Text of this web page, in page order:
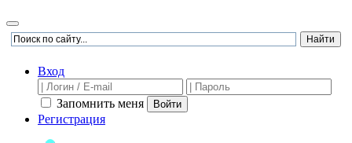
Вход
Запомнить меня Войти
Регистрация